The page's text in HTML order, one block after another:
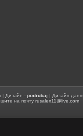
| Дизайн -podrubaj | Дизайн
на почтуrusalex11@live.com